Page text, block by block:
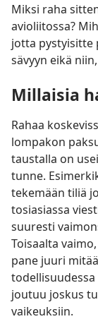
Miksi raha
avioliitossa?
jotta pystyisitte
sävyyn eikä
Millaisia
Rahaa
lompakon
taustalla on
tunne.
tekemään tiliä
tosiasiassa
suuresti
Toisaalta
pane juuri
joutuu joskus
vaikeuksiin.